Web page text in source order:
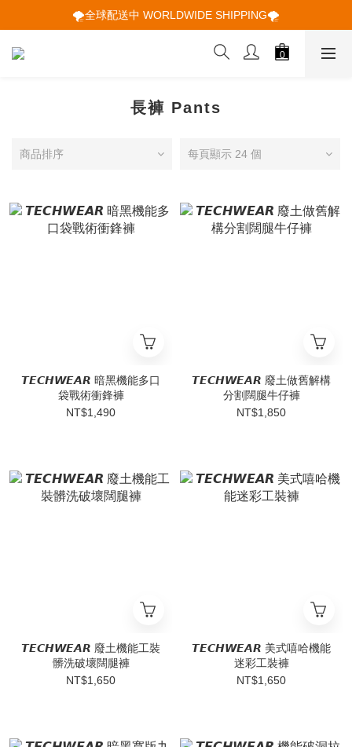
🌪️全球配送中 WORLDWIDE SHIPPING🌪️
🌪️全球配送中 WORLDWIDE SHIPPING🌪️
🕋 𝙐𝙋 𝙏𝙊 𝟮𝟬% 𝙊𝙁𝙁 "立即領取折扣
長褲 Pants
商品排序 每頁顯示 24 個
𝙏𝙀𝘾𝙃𝙒𝙀𝘼𝙍 暗黑機能多口
袋戰術衝鋒褲
NT$1,490
𝙏𝙀𝘾𝙃𝙒𝙀𝘼𝙍 廢土做舊解構
分割闊腿牛仔褲
NT$1,850
𝙏𝙀𝘾𝙃𝙒𝙀𝘼𝙍 廢土機能工裝
髒洗破壞闊腿褲
NT$1,650
𝙏𝙀𝘾𝙃𝙒𝙀𝘼𝙍 美式嘻哈機能
迷彩工裝褲
NT$1,650